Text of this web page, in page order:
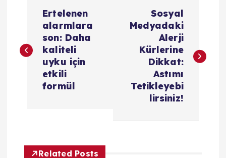
z
z
Ertelenen
alarmlara
son: Daha
kaliteli
uyku için
etkili
formül
Sosyal
Medyadaki
Alerji
Kürlerine
Dikkat:
Astımı
Tetikleyebi
lirsiniz!
Related Posts